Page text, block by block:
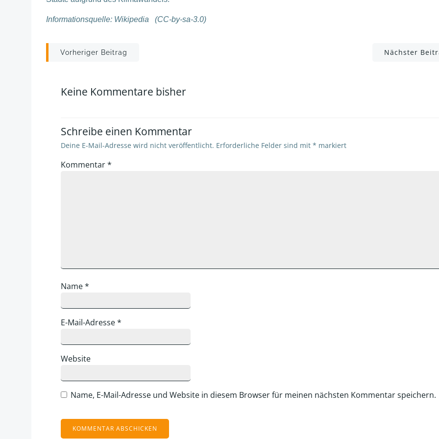
Informationsquelle: Wikipedia (CC-by-sa-3.0)
Post
Vorheriger Beitrag Nächster
Keine Kommentare bisher
Schreibe einen Kommentar
Deine E-Mail-Adresse wird nicht veröffentlicht. Erforderliche Felder sind mit * markiert
Kommentar*
Name*
E-Mail-Adresse*
Website
Name, E-Mail-Adresse und Website in diesem Browser für meinen nächsten Kommentar speichern.